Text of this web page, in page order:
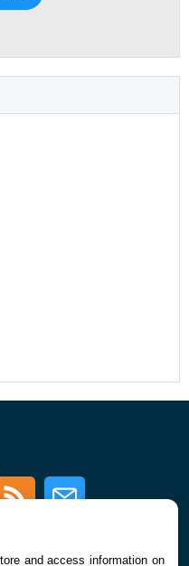
RSS Newsletter
and access information on